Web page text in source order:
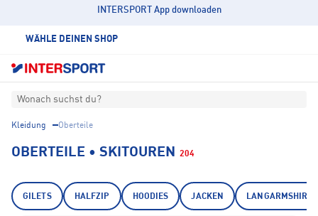
INTERSPORT App downloaden
WÄHLE DEINEN SHOP
Wonach suchst du?
Kleidung Oberteile
OBERTEILE • SKITOUREN 204
GILETS HALFZIP HOODIES JACKEN LANGARMSHIRTS